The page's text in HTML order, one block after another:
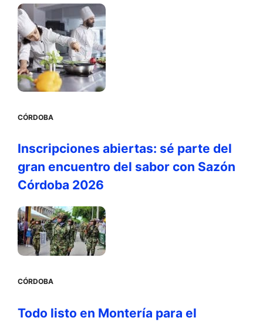
CÓRDOBA
Inscripciones abiertas: sé parte del
gran encuentro del sabor con Sazón
Córdoba 2026
CÓRDOBA
Todo listo en Montería para el